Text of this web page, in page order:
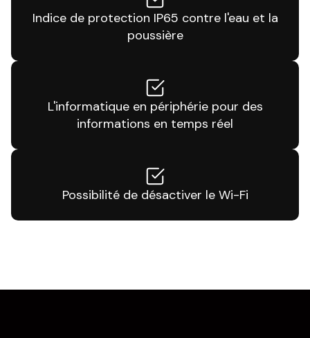
Indice de protection IP65 contre l'eau et la
poussière
L'informatique en périphérie pour des
informations en temps réel
Possibilité de désactiver le Wi-Fi